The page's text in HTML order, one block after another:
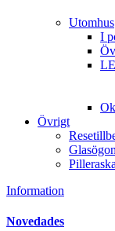
Utomhus
I
Övrigt
Information
Novedades